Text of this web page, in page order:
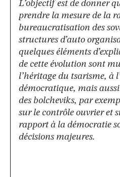
L’objectif est de donner
prendre la mesure de la
bureaucratisation des
structures d’auto
quelques éléments
de cette évolution sont
l’héritage du tsarisme, à
démocratique, mais
des bolcheviks, par
sur le contrôle ouvrier et
rapport à la démocratie
décisions majeures.